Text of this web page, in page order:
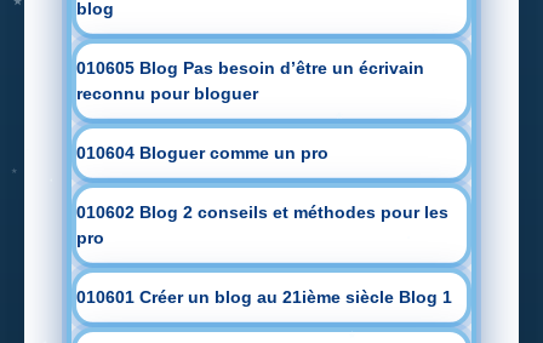
blog
010605 Blog Pas besoin d’être un écrivain
reconnu pour bloguer
010604 Bloguer comme un pro
010602 Blog 2 conseils et méthodes pour les
pro
010601 Créer un blog au 21ième siècle Blog 1